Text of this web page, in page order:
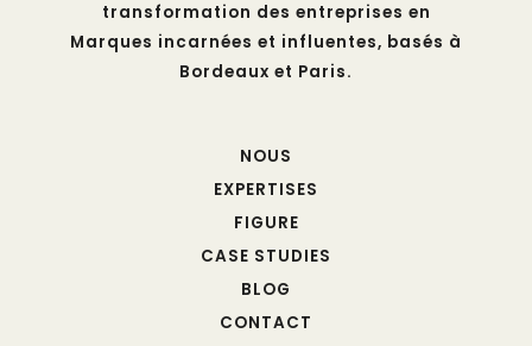
transformation des entreprises en
Marques incarnées et influentes, basés à
Bordeaux et Paris.
NOUS
EXPERTISES
FIGURE
CASE STUDIES
BLOG
CONTACT